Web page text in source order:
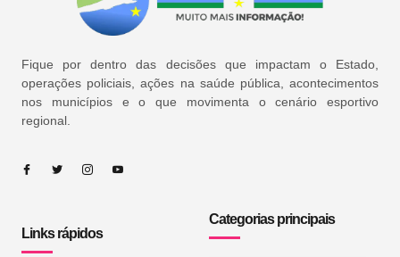
Fique por dentro das decisões que impactam o Estado,
operações policiais, ações na saúde pública, acontecimentos
nos municípios e o que movimenta o cenário esportivo
regional.
Links rápidos
Categorias principais